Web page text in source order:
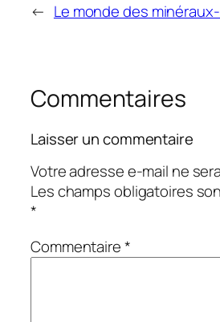
← Le monde des
Commentaires
Laisser un commentaire
Votre adresse e-mail ne
Les champs obligatoires
*
Commentaire*